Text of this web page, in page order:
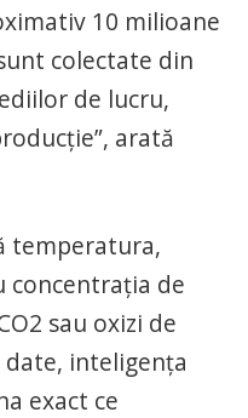
10 milioane
colectate din
de lucru,
arată
temperatura,
concentrația de
sau oxizi de
inteligența
exact ce